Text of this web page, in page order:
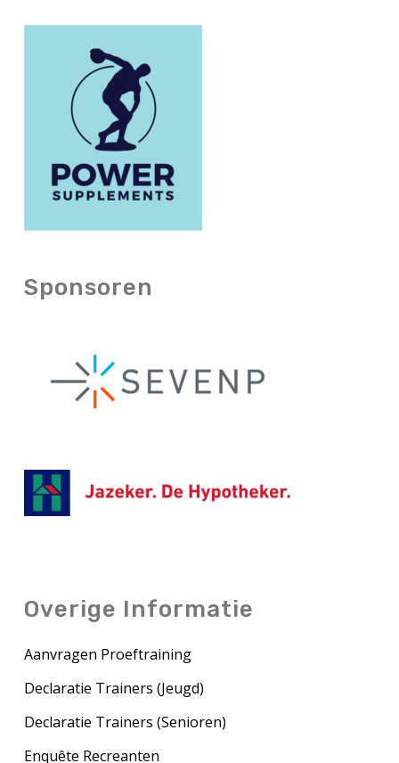
Sponsoren
Overige Informatie
Aanvragen Proeftraining
Declaratie Trainers (Jeugd)
Declaratie Trainers (Senioren)
Enquête Recreanten